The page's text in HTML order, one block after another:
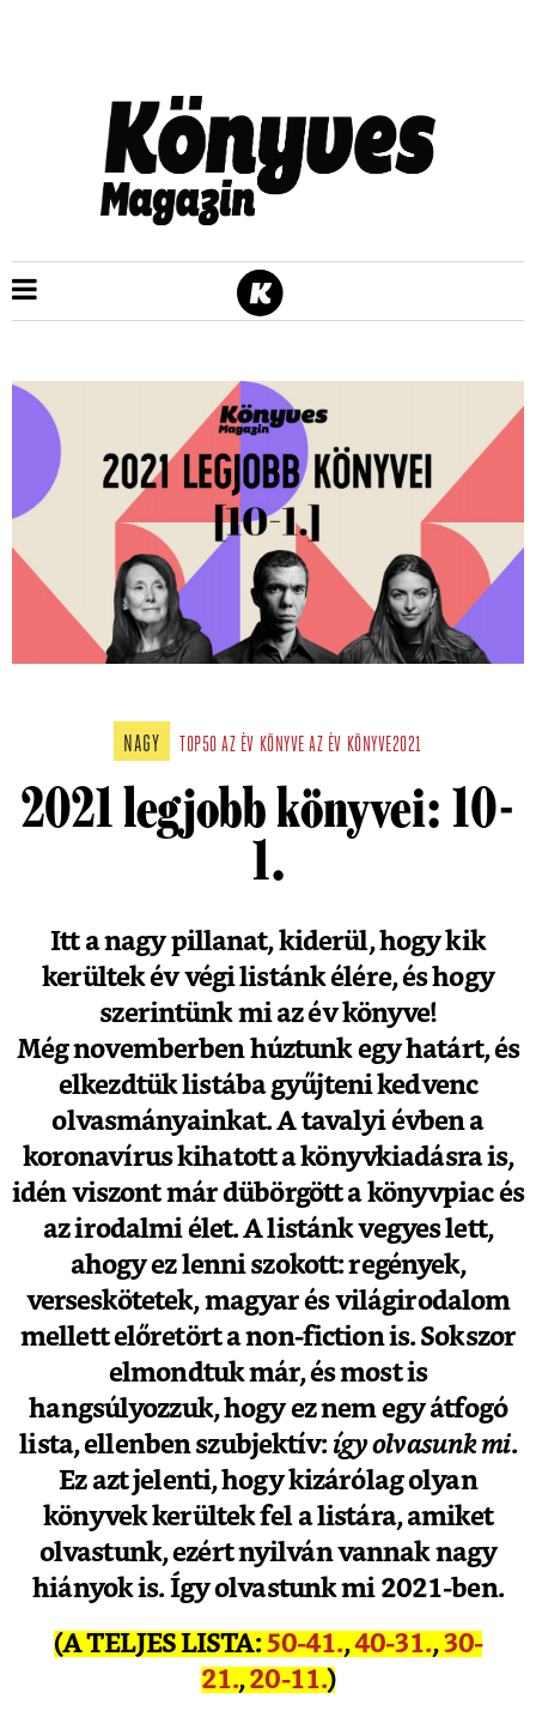
NAGY TOP50 AZ ÉV KÖNYVE AZ ÉV KÖNYVE2021
2021 legjobb könyvei: 10-
1.
Itt a nagy pillanat, kiderül, hogy kik
kerültek év végi listánk élére, és hogy
szerintünk mi az év könyve!
Még novemberben húztunk egy határt, és
elkezdtük listába gyűjteni kedvenc
olvasmányainkat. A tavalyi évben a
koronavírus kihatott a könyvkiadásra is,
idén viszont már dübörgött a könyvpiac és
az irodalmi élet. A listánk vegyes lett,
ahogy ez lenni szokott: regények,
verseskötetek, magyar és világirodalom
mellett előretört a non-fiction is. Sokszor
elmondtuk már, és most is
hangsúlyozzuk, hogy ez nem egy átfogó
lista, ellenben szubjektív: így olvasunk mi.
Ez azt jelenti, hogy kizárólag olyan
könyvek kerültek fel a listára, amiket
olvastunk, ezért nyilván vannak nagy
hiányok is. Így olvastunk mi 2021-ben.
(A TELJES LISTA:50-41.,40-31.,30-
21.,20-11.)